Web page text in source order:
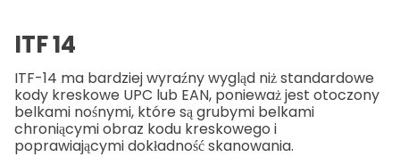
ITF 14
ITF-14 ma bardziej wyraźny wygląd niż standardowe
kody kreskowe UPC lub EAN, ponieważ jest otoczony
belkami nośnymi, które są grubymi belkami
chroniącymi obraz kodu kreskowego i
poprawiającymi dokładność skanowania.